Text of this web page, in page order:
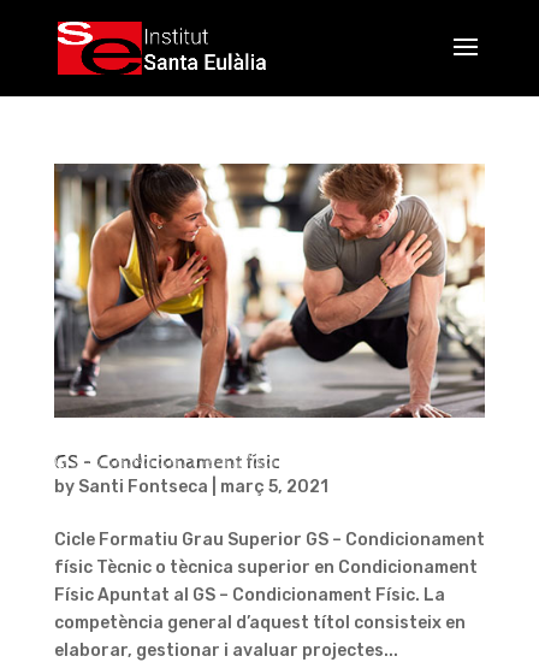
GS – Condicionament físic
by Santi Fontseca març 5, 2021
Cicle Formatiu Grau Superior GS – Condicionament
físic Tècnic o tècnica superior en Condicionament
Físic Apuntat al GS – Condicionament Físic. La
competència general d’aquest títol consisteix en
elaborar, gestionar i avaluar projectes...